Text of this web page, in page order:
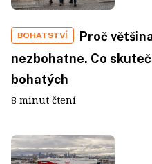
BOHATSTVÍ
Proč
nezbohatne. Co
bohatých
8 minut čtení